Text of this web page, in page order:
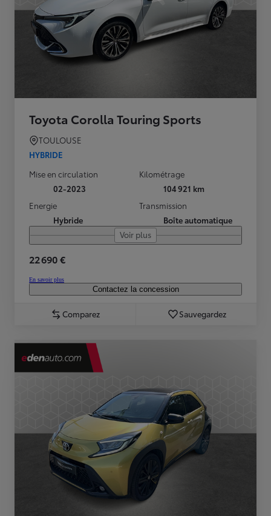
Toyota Corolla Touring Sports
TOULOUSE
HYBRIDE
Mise en circulation
02-2023
Kilométrage
104 921 km
Energie
Hybride
Transmission
Boîte automatique
Voir plus
22 690 €
En savoir plus
Contactez la concession
Comparez Sauvegardez